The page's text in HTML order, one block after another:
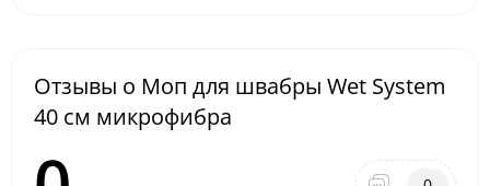
Отзывы о Моп для швабры Wet System
40 см микрофибра